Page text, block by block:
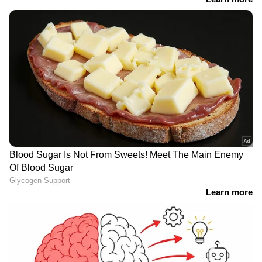
Image Credit :
എറിഞ്ഞത് വെറും 16 പന്ത്, വഴങ്ങിയത് 63
ലക്നൗവിനെതിരായ മത്സരത്തിൽ വെറും 2.4
ഓവർ മാത്രം ബൗൾ ചെയ്ത കംബോജ്
വിക്കറ്റൊന്നും നേടാനാകാതെ 63 റൺസാണ്
വിട്ടുകൊടുത്തത്.ആകെ 16 പന്തുകൾ എറിഞ്ഞ
കംബോജിന്‍റെ 11 പന്തുകളും ഫോറോ സിക്സോ
ആയി അതിർത്തി കടന്നു (68.75% ബൗണ്ടറി